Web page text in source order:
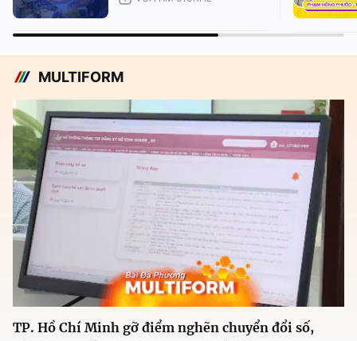
MULTIFORM
TP. Hồ Chí Minh gỡ điểm nghẽn chuyển đổi số,